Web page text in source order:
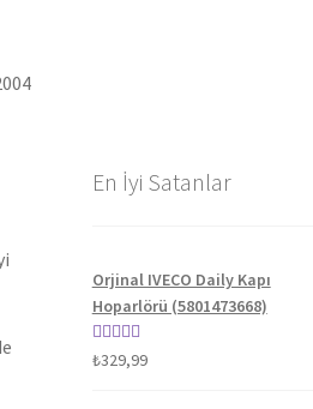
En İyi Satanlar
Orjinal IVECO Daily Kapı
Hoparlörü (5801473668)
5 üzerinden
₺329,99